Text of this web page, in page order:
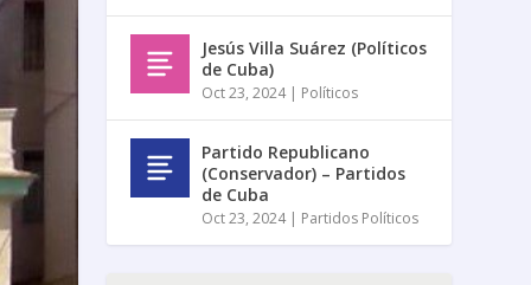
Jesús Villa Suárez (Políticos
de Cuba)
Oct 23, 2024| Políticos
Partido Republicano
(Conservador) – Partidos
de Cuba
Oct 23, 2024| Partidos Políticos